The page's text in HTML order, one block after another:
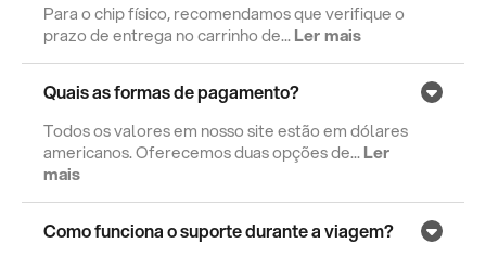
Para o chip físico, recomendamos que verifique o
prazo de entrega no carrinho de...Ler mais
Quais as formas de pagamento?
Todos os valores em nosso site estão em dólares
americanos. Oferecemos duas opções de...Ler
mais
Como funciona o suporte durante a viagem?